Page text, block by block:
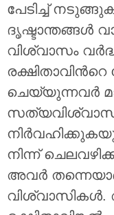
പേടിച്ച്
ദൃഷ്ടാന്തങ്ങള്‍
വിശ്വാസം
ചെയ്യുന്നവര്‍
നിന്ന്
അവര്‍